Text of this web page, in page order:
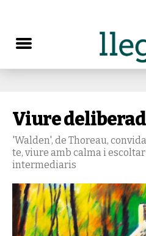
Viure
'Walden', de Thoreau,
te, viure amb calma i
intermediaris